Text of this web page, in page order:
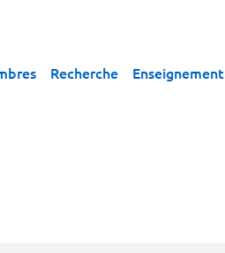
Recherche Enseignement